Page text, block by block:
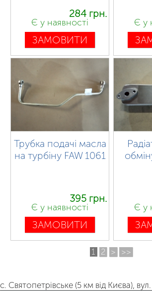
284 грн.
Є у наявності
ЗАМОВИТИ
Є у
Трубка подачі масла
на турбіну FAW 1061
395 грн.
Є у наявності
ЗАМОВИТИ
Є у
1 2 > >>
с. Святопетрівське (5 км від Києва),